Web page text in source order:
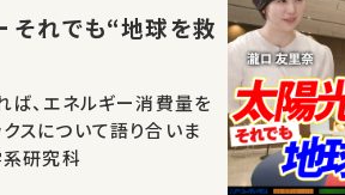
、エネルギー消費量を
スについて語り合いま
系研究科